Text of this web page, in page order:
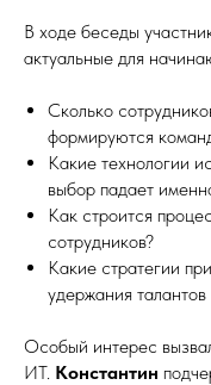
В ходе беседы
актуальные для
Сколько
формируются
Какие технологии
выбор падает
Как строится
сотрудников?
Какие стратегии
удержания
Особый интерес
ИТ. Константин